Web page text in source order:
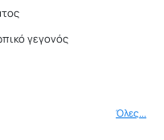
γεγονός
Όλες...